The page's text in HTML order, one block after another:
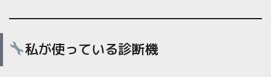
私が使っている診断機